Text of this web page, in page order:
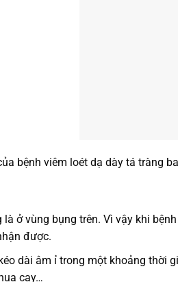
bệnh viêm loét dạ dày tá tràng
là ở vùng bụng trên. Vì vậy khi
được.
dài âm ỉ trong một khoảng thời
cay…